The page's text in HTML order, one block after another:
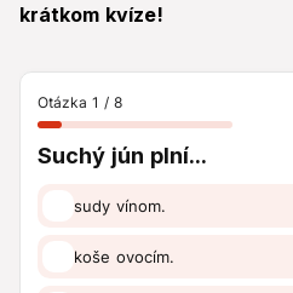
krátkom kvíze!